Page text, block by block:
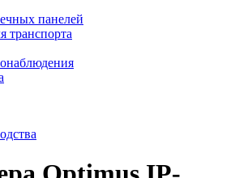
панелей
транспорта